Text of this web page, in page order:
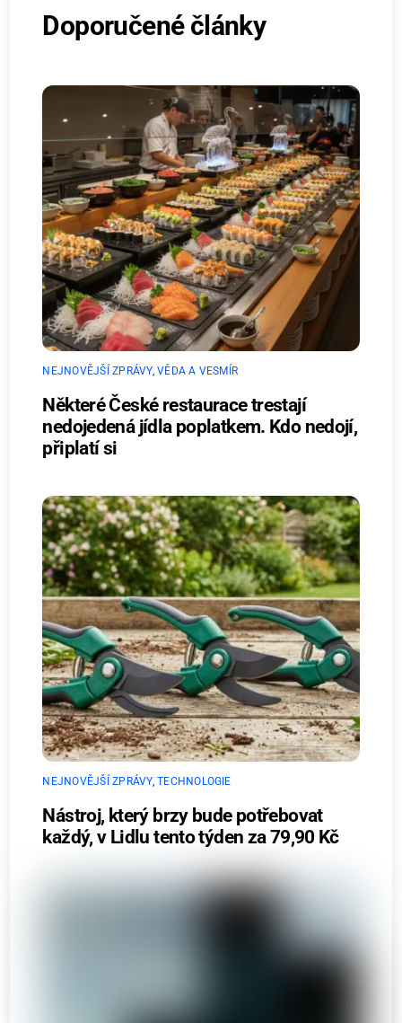
Doporučené články
NEJNOVĚJŠÍ ZPRÁVY,VĚDA A VESMÍR
Některé České restaurace trestají
nedojedená jídla poplatkem. Kdo nedojí,
připlatí si
NEJNOVĚJŠÍ ZPRÁVY,TECHNOLOGIE
Nástroj, který brzy bude potřebovat
každý, v Lidlu tento týden za 79,90 Kč